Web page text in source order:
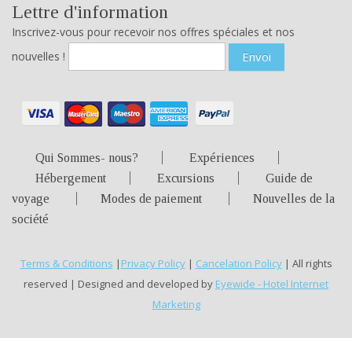
Lettre d'information
Inscrivez-vous pour recevoir nos offres spéciales et nos
nouvelles !
Envoi
Qui Sommes- nous?
Expériences
Hébergement
Excursions
Guide de
voyage
Modes de paiement
Nouvelles de la
société
Terms & Conditions | Privacy Policy| Cancelation Policy| All rights
reserved | Designed and developed by Eyewide - Hotel Internet
Marketing